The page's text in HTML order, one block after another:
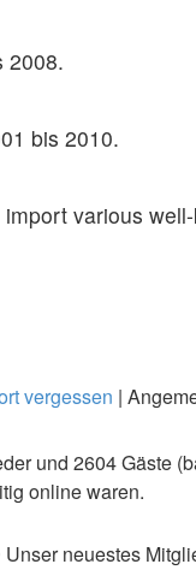
2008.
bis 2010.
various
vergessen |
und 2604 Gäste
online waren.
Unser neuestes